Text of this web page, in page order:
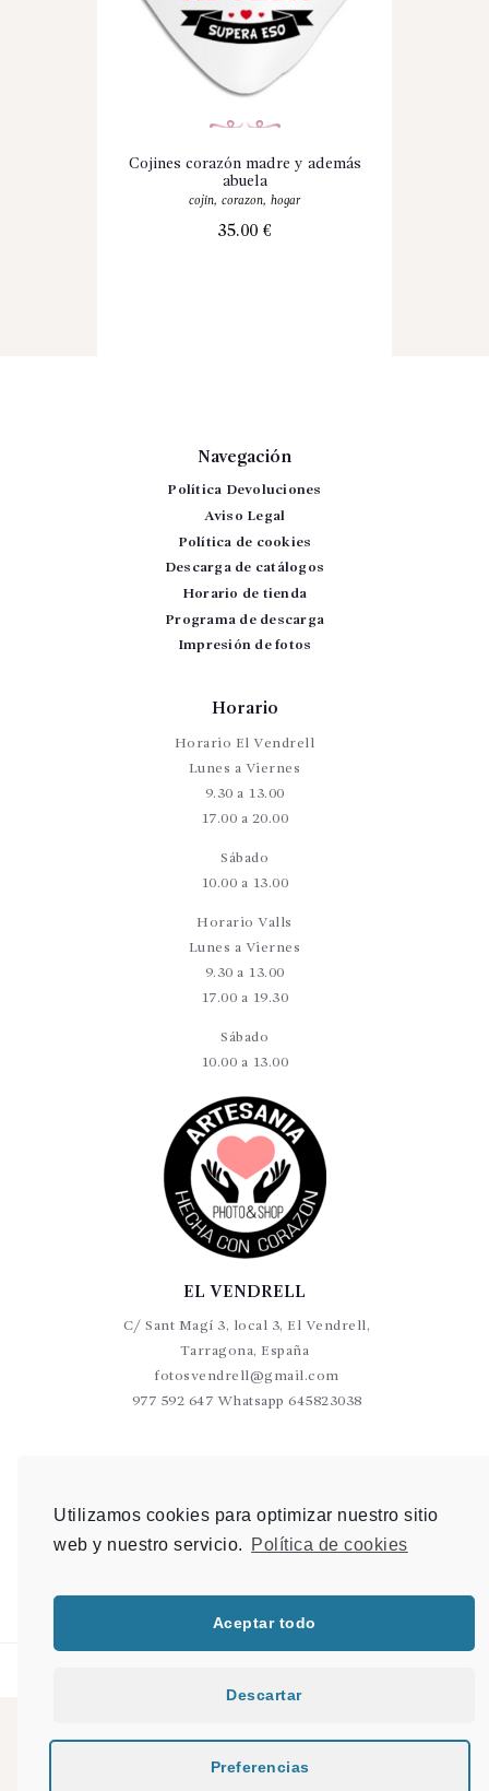
Utilizamos cookies para optimizar nuestro sitio
web y nuestro servicio.
Política de cookies
Aceptar todo
Descartar
Preferencias
Cojines corazón madre y además
abuela
cojin, corazon, hogar
35.00 €
Navegación
Política Devoluciones
Aviso Legal
Política de cookies
Descarga de catálogos
Horario de tienda
Programa de descarga
Impresión de fotos
Horario
Horario El Vendrell
Lunes a Viernes
9.30 a 13.00
17.00 a 20.00
Sábado
10.00 a 13.00
Horario Valls
Lunes a Viernes
9.30 a 13.00
17.00 a 19.30
Sábado
10.00 a 13.00
EL VENDRELL
C/ Sant Magí 3, local 3, El Vendrell,
Tarragona, España
fotosvendrell@gmail.com
977 592 647 Whatsapp 645823038
photovalls@gmail.com
977 600 904 Whatsapp 648 907 489